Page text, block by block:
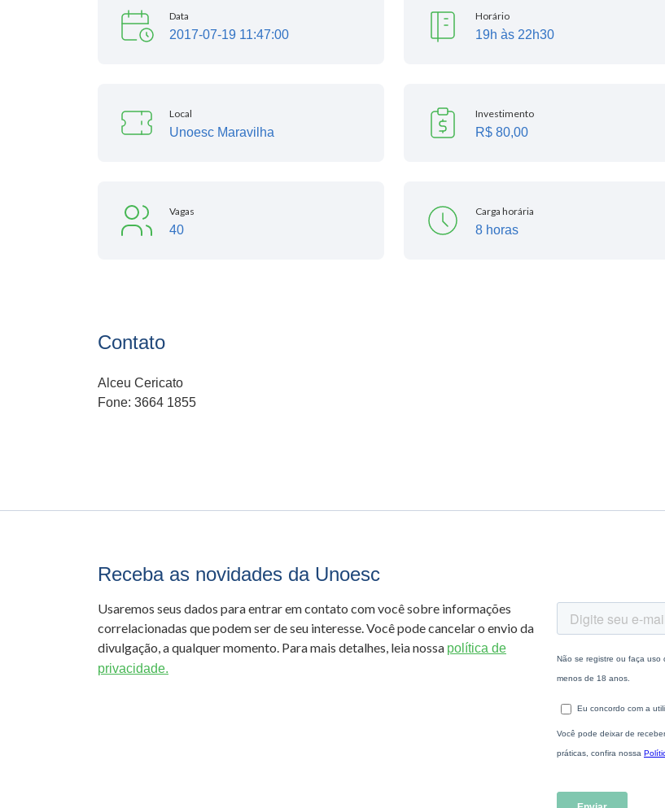
Data
2017-07-19 11:47:00
Horário
19h às 22h30
Local
Unoesc Maravilha
Investimento
R$ 80,00
Vagas
40
Carga horária
8 horas
Contato
Alceu Cericato
Fone: 3664 1855
Receba as novidades da Unoesc
Usaremos seus dados para entrar em contato com você sobre informações
correlacionadas que podem ser de seu interesse. Você pode cancelar o envio da
divulgação, a qualquer momento. Para mais detalhes, leia nossa política de
privacidade.